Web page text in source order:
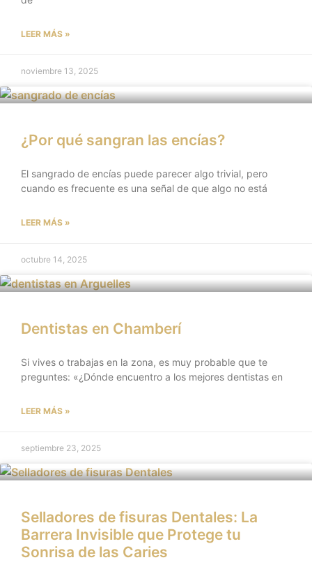
LEER MÁS »
noviembre 13, 2025
¿Por qué sangran las encías?
El sangrado de encías puede parecer algo trivial, pero
cuando es frecuente es una señal de que algo no está
LEER MÁS »
octubre 14, 2025
Dentistas en Chamberí
Si vives o trabajas en la zona, es muy probable que te
preguntes: «¿Dónde encuentro a los mejores dentistas en
LEER MÁS »
septiembre 23, 2025
Selladores de fisuras Dentales: La
Barrera Invisible que Protege tu
Sonrisa de las Caries